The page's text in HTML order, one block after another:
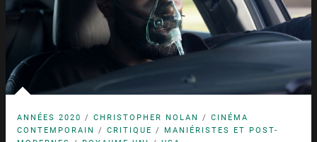
ANNÉES 2020 / CHRISTOPHER NOLAN / CINÉMA
CONTEMPORAIN
/ CRITIQUE / MANIÉRISTES ET POST-